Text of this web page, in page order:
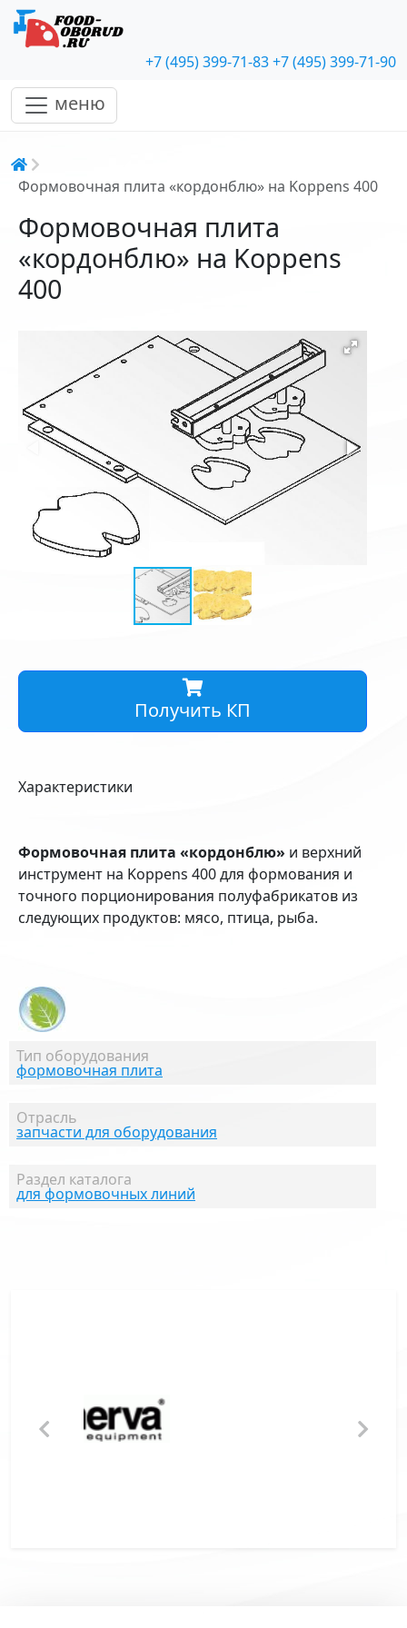
+7 (495) 399-71-83+7 (495) 399-71-90
меню
Строка навигации
Формовочная плита «кордонблю» на Koppens 400
Формовочная плита
«кордонблю» на Koppens
400
Тип оборудования
формовочная плита
Отрасль
запчасти для оборудования
Раздел каталога
для формовочных линий
Получить КП
Характеристики
Формовочная плита «кордонблю» и верхний
инструмент на Koppens 400 для формования и
точного порционирования полуфабрикатов из
следующих продуктов: мясо, птица, рыба.